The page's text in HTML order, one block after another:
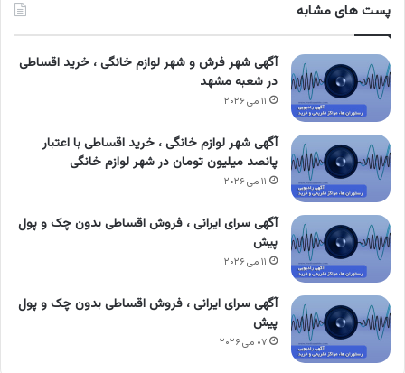
پست های مشابه
آگهی شهر فرش و شهر لوازم خانگی ، خرید اقساطی
در شعبه مشهد
۱۱ می ۲۰۲۶
آگهی شهر لوازم خانگی ، خرید اقساطی با اعتبار
پانصد میلیون تومان در شهر لوازم خانگی
۱۱ می ۲۰۲۶
آگهی سرای ایرانی ، فروش اقساطی بدون چک و پول
پیش
۱۱ می ۲۰۲۶
آگهی سرای ایرانی ، فروش اقساطی بدون چک و پول
پیش
۰۷ می ۲۰۲۶